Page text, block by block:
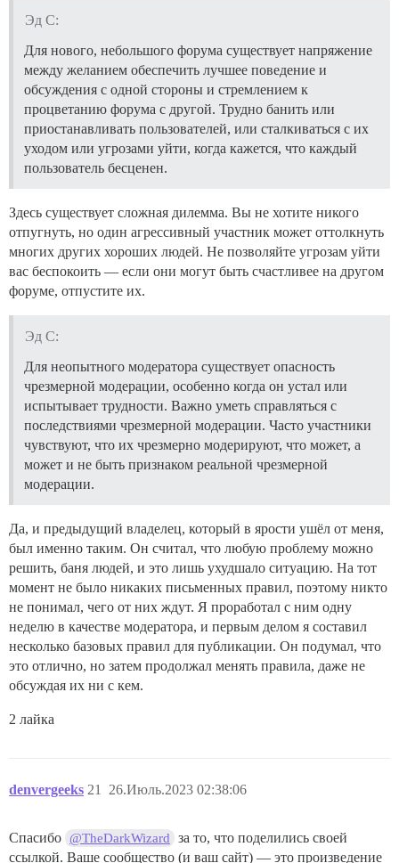
Эд С:
Для нового, небольшого форума существует напряжение
между желанием обеспечить лучшее поведение и
обсуждения с одной стороны и стремлением к
процветанию форума с другой. Трудно банить или
приостанавливать пользователей, или сталкиваться с их
уходом или угрозами уйти, когда кажется, что каждый
пользователь бесценен.
Здесь существует сложная дилемма. Вы не хотите никого
отпугнуть, но один агрессивный участник может оттолкнуть
многих других хороших людей. Не позволяйте угрозам уйти
вас беспокоить — если они могут быть счастливее на другом
форуме, отпустите их.
Эд С:
Для неопытного модератора существует опасность
чрезмерной модерации, особенно когда он устал или
испытывает трудности. Важно уметь справляться с
последствиями чрезмерной модерации. Часто участники
чувствуют, что их чрезмерно модерируют, что может, а
может и не быть признаком реальной чрезмерной
модерации.
Да, и предыдущий владелец, который в ярости ушёл от меня,
был именно таким. Он считал, что любую проблему можно
решить, баня людей, и это лишь ухудшало ситуацию. На тот
момент не было никаких письменных правил, поэтому никто
не понимал, чего от них ждут. Я проработал с ним одну
неделю в качестве модератора, и первым делом я составил
несколько базовых правил для публикации. Он подумал, что
это отлично, но затем продолжал менять правила, даже не
обсуждая их ни с кем.
2 лайка
denvergeeks 26.Июль.2023 02:38:06
21
Спасибо @TheDarkWizard
за то, что поделились своей
ссылкой. Ваше сообщество (и ваш сайт) — это произведение